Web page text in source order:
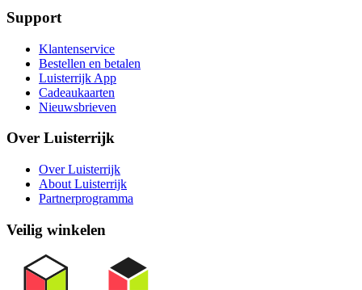
Support
Klantenservice
Bestellen en betalen
Luisterrijk App
Cadeaukaarten
Nieuwsbrieven
Over Luisterrijk
Over Luisterrijk
About Luisterrijk
Partnerprogramma
Veilig winkelen